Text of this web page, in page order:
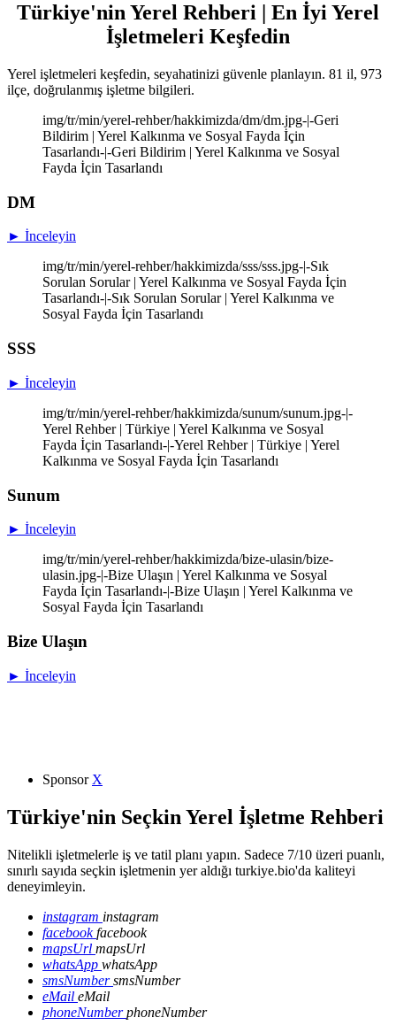
Türkiye'nin Yerel Rehberi | En İyi Yerel
İşletmeleri Keşfedin
Yerel işletmeleri keşfedin, seyahatinizi güvenle planlayın. 81 il, 973
ilçe, doğrulanmış işletme bilgileri.
img/tr/min/yerel-rehber/hakkimizda/dm/dm.jpg-|-Geri
Bildirim | Yerel Kalkınma ve Sosyal Fayda İçin
Tasarlandı-|-Geri Bildirim | Yerel Kalkınma ve Sosyal
Fayda İçin Tasarlandı
DM
► İnceleyin
img/tr/min/yerel-rehber/hakkimizda/sss/sss.jpg-|-Sık
Sorulan Sorular | Yerel Kalkınma ve Sosyal Fayda İçin
Tasarlandı-|-Sık Sorulan Sorular | Yerel Kalkınma ve
Sosyal Fayda İçin Tasarlandı
SSS
► İnceleyin
img/tr/min/yerel-rehber/hakkimizda/sunum/sunum.jpg-|-
Yerel Rehber | Türkiye | Yerel Kalkınma ve Sosyal
Fayda İçin Tasarlandı-|-Yerel Rehber | Türkiye | Yerel
Kalkınma ve Sosyal Fayda İçin Tasarlandı
Sunum
► İnceleyin
img/tr/min/yerel-rehber/hakkimizda/bize-ulasin/bize-
ulasin.jpg-|-Bize Ulaşın | Yerel Kalkınma ve Sosyal
Fayda İçin Tasarlandı-|-Bize Ulaşın | Yerel Kalkınma ve
Sosyal Fayda İçin Tasarlandı
Bize Ulaşın
► İnceleyin
Sponsor X
Türkiye'nin Seçkin Yerel İşletme Rehberi
Nitelikli işletmelerle iş ve tatil planı yapın. Sadece 7/10 üzeri puanlı,
sınırlı sayıda seçkin işletmenin yer aldığı turkiye.bio'da kaliteyi
deneyimleyin.
instagram instagram
facebookfacebook
mapsUrl mapsUrl
whatsApp whatsApp
smsNumbersmsNumber
eMail eMail
phoneNumberphoneNumber